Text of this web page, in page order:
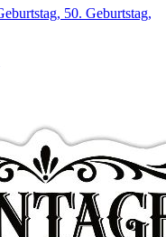
50. Geburtstag,